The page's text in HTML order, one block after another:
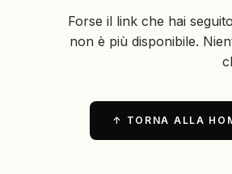
Forse il link che hai
non è più disponibile.
↑ TORNA ALLA